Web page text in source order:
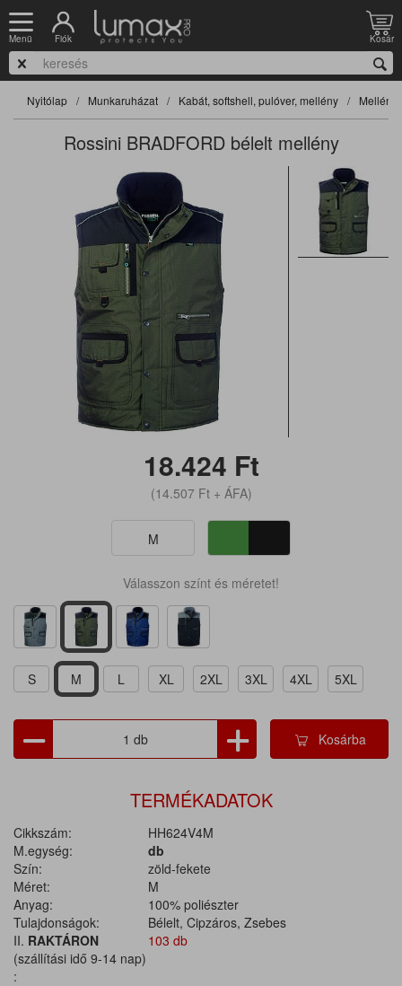
Menü Fiók Kosár
Nyitólap Munkaruházat Kabát, softshell, pulóver, mellény Mellény
Rossini BRADFORD bélelt mellény
18.424 Ft
(14.507 Ft+ ÁFA)
M
Válasszon színt és méretet!
S M L XL 2XL 3XL 4XL 5XL
Kosárba
TERMÉKADATOK
Cikkszám:
HH624V4M
M.egység:
db
Szín:
zöld-fekete
Méret:
M
Anyag:
100% poliészter
Tulajdonságok:
Bélelt, Cipzáros, Zsebes
II. RAKTÁRON
(szállítási idő 9-14 nap)
:
103 db